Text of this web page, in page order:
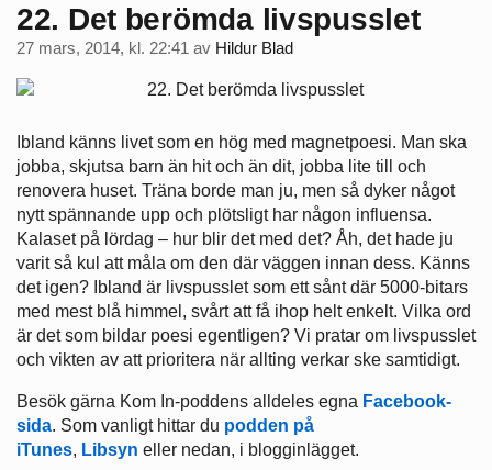
22. Det berömda livspusslet
27 mars, 2014, kl. 22:41 av Hildur Blad
Ibland känns livet som en hög med magnetpoesi. Man ska
jobba, skjutsa barn än hit och än dit, jobba lite till och
renovera huset. Träna borde man ju, men så dyker något
nytt spännande upp och plötsligt har någon influensa.
Kalaset på lördag – hur blir det med det? Åh, det hade ju
varit så kul att måla om den där väggen innan dess. Känns
det igen? Ibland är livspusslet som ett sånt där 5000-bitars
med mest blå himmel, svårt att få ihop helt enkelt. Vilka ord
är det som bildar poesi egentligen? Vi pratar om livspusslet
och vikten av att prioritera när allting verkar ske samtidigt.
Besök gärna Kom In-poddens alldeles egna Facebook-
sida. Som vanligt hittar du podden på
iTunes, Libsyn eller nedan, i blogginlägget.